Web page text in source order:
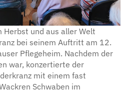
Herbst und aus aller Welt
bei seinem Auftritt am 12.
Pflegeheim. Nachdem der
war, konzertierte der
mit einem fast
Schwaben im